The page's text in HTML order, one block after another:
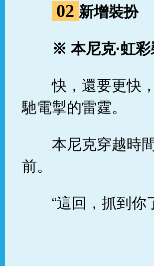
02 新增裝扮
※ 本尼克·虹
快，還要更快
馳電掣的雷霆。
本尼克穿越時
前。
“這回，抓到你